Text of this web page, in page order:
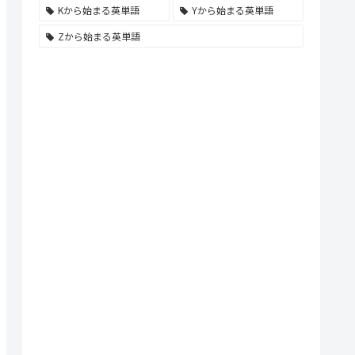
Kから始まる英単語
Yから始まる英単語
Zから始まる英単語